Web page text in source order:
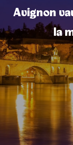
Avignon
la